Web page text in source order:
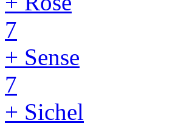
7
+ Sense
7
+ Sichel